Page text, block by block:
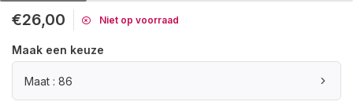
€26,00 Niet op voorraad
Maak een keuze
Maat : 86